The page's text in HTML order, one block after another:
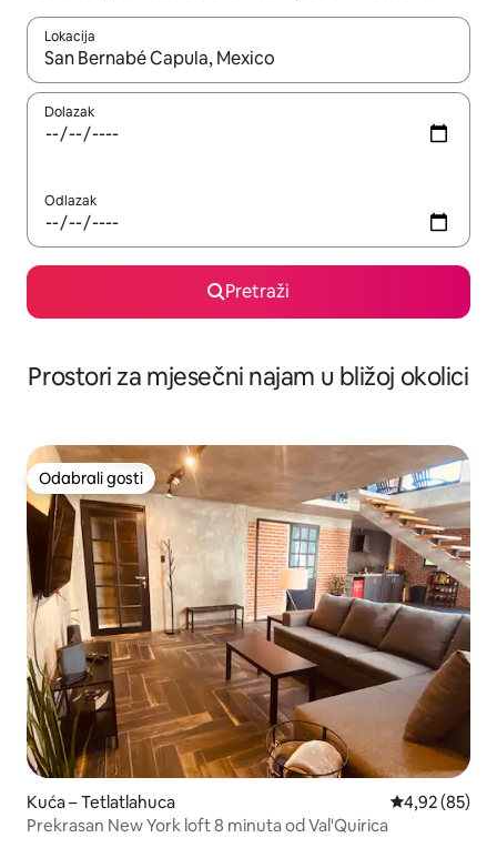
Lokacija
Kada budu dostupni rezultati, moći ćete ih pregledati
Dolazak
Odlazak
Pretraži
Prostori za mjesečni najam u bližoj okolici
Odabrali gosti
Odabrali gosti
Kuća – Tetlatlahuca Prosječna
4,92 (85)
Prekrasan New York loft 8 minuta od Val'Quirica